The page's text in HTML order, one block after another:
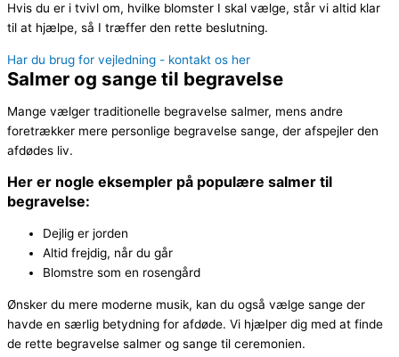
Hvis du er i tvivl om, hvilke blomster I skal vælge, står vi altid klar
til at hjælpe, så I træffer den rette beslutning.
Har du brug for vejledning - kontakt os her
Salmer og sange til begravelse
Mange vælger traditionelle begravelse salmer, mens andre
foretrækker mere personlige begravelse sange, der afspejler den
afdødes liv.
Her er nogle eksempler på populære salmer til
begravelse:
Dejlig er jorden
Altid frejdig, når du går
Blomstre som en rosengård
Ønsker du mere moderne musik, kan du også vælge sange der
havde en særlig betydning for afdøde. Vi hjælper dig med at finde
de rette begravelse salmer og sange til ceremonien.